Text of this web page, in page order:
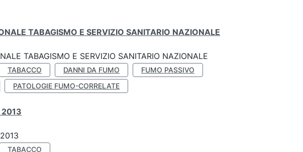
TABAGISMO E SERVIZIO SANITARIO NAZIONALE
TABAGISMO E SERVIZIO SANITARIO NAZIONALE
TABACCO DANNI DA FUMO
FUMO PASSIVO
PATOLOGIE FUMO-CORRELATE
TABACCO